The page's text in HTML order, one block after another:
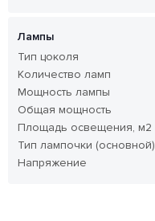
Лампы
Тип цоколя
Количество ламп
Мощность лампы
Общая мощность
Площадь освещения, м2
Тип лампочки (основной)
Напряжение